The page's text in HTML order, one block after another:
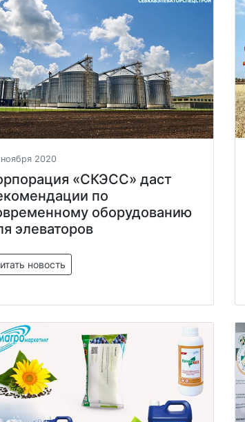
2020
«СКЭСС» даст
по
оборудованию
элеваторов
новость